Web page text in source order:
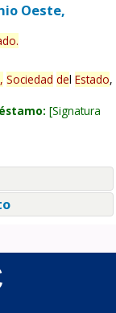
Oeste,
.
Sociedad del Estado,
Signatura